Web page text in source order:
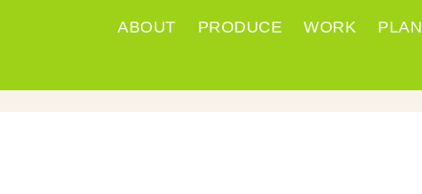
ABOUT PRODUCE WORK PLAN